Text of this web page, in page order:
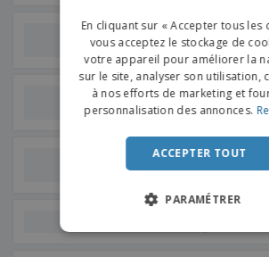
Saladier
ml
Saladier
avec
Saladier
Saladier
En cliquant sur « Accepter tous les
vous acceptez le stockage de
votre appareil pour améliorer la
sur le site, analyser son utilisation,
à nos efforts de marketing et
personnalisation des annonces.
ACCEPTER TOUT
PARAMÉTRER